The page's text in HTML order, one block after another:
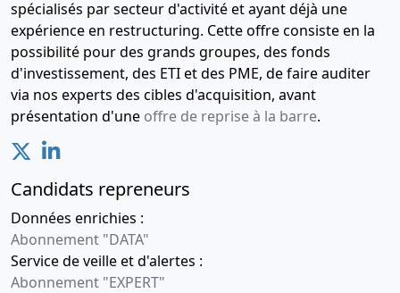
spécialisés par secteur d'activité et ayant déjà une
expérience en restructuring. Cette offre consiste en la
possibilité pour des grands groupes, des fonds
d'investissement, des ETI et des PME, de faire auditer
via nos experts des cibles d'acquisition, avant
présentation d'une offre de reprise à la barre.
Candidats repreneurs
Données enrichies :
Abonnement "DATA"
Service de veille et d'alertes :
Abonnement "EXPERT"